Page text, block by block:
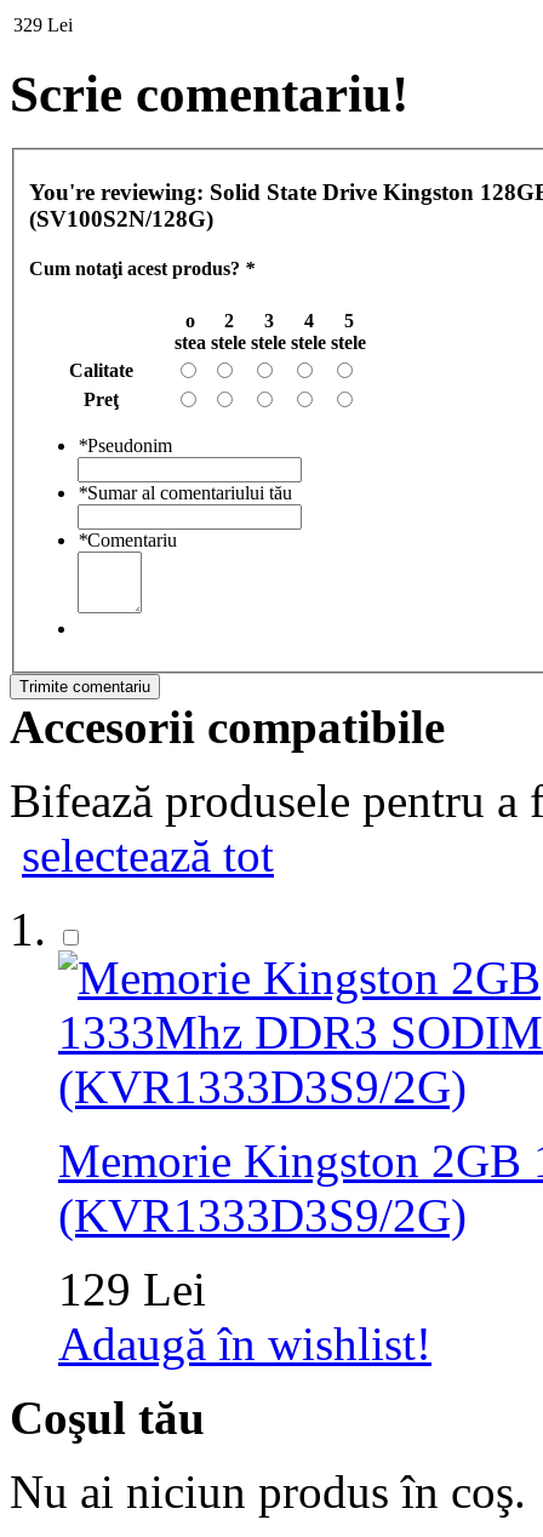
329 Lei
Scrie comentariu!
You're reviewing: Solid State Drive Kingston
(SV100S2N/128G)
Cum notaţi acest produs? *
o
stea
2
stele
3
stele
4
stele
5
stele
Calitate
Preţ
*Pseudonim
*Sumar al comentariului tău
*Comentariu
Trimite comentariu
Accesorii compatibile
Bifează produsele pentru a
selectează tot
Memorie Kingston
(KVR1333D3S9/2G)
129 Lei
Adaugă în wishlist!
Coşul tău
Nu ai niciun produs în coş.